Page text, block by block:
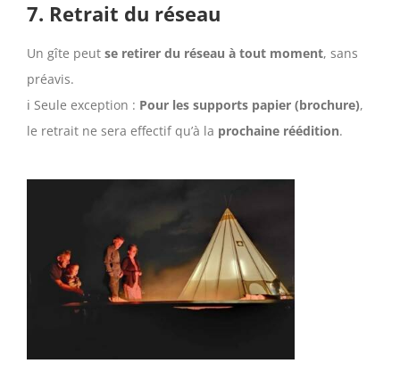
7. Retrait du réseau
Un gîte peut se retirer du réseau à tout moment, sans
préavis.
ℹ️ Seule exception : Pour les supports papier (brochure),
le retrait ne sera effectif qu’à la prochaine réédition.